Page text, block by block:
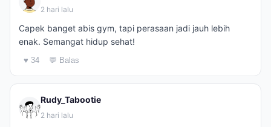
2 hari lalu
Capek banget abis gym, tapi perasaan jadi jauh lebih
enak. Semangat hidup sehat!
♥ 34 💬 Balas
Rudy_Tabootie
2 hari lalu